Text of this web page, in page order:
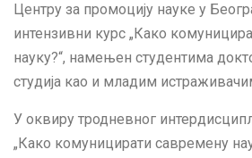
Центру за промоцију науке у
интензивни курс „Како
науку?“, намењен студентима
студија као и младим
У оквиру тродневног
„Како комуницирати савремену